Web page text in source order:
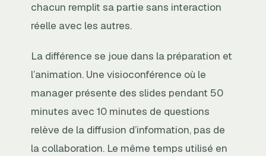
chacun remplit sa partie sans interaction
réelle avec les autres.
La différence se joue dans la préparation et
l’animation. Une visioconférence où le
manager présente des slides pendant 50
minutes avec 10 minutes de questions
relève de la diffusion d’information, pas de
la collaboration. Le même temps utilisé en